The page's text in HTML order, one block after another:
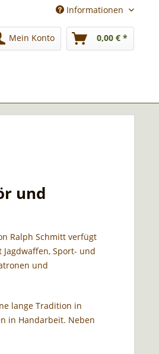
Informationen
Mein Konto 0,00 € *
und
Ralph Schmitt verfügt
Sport- und
und
lange Tradition in
in Handarbeit. Neben